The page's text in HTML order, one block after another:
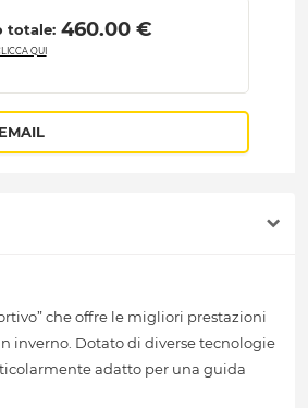
totale: 460.00 €
QUI
che offre le migliori prestazioni
inverno. Dotato di diverse tecnologie
adatto per una guida